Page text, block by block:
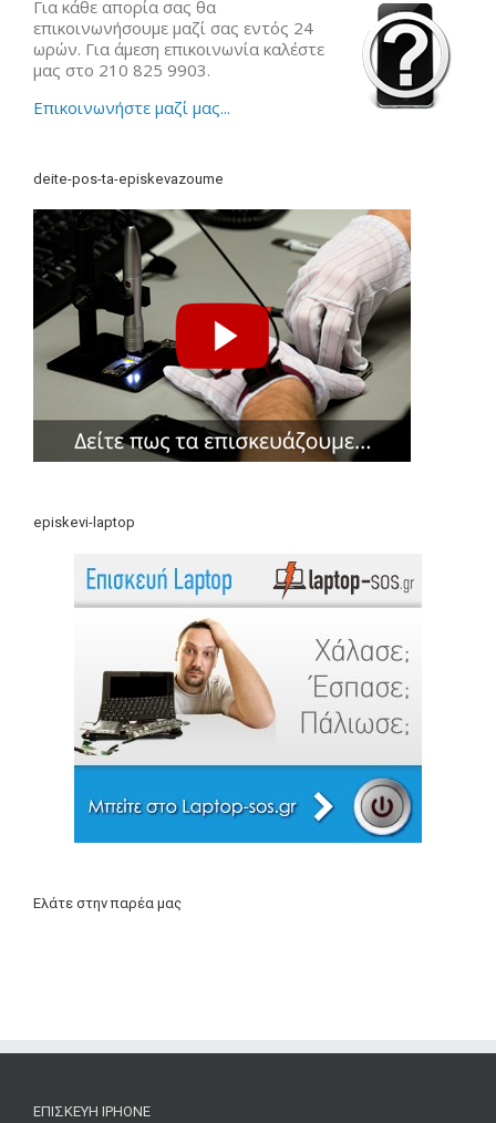
Για κάθε απορία σας θα
επικοινωνήσουμε μαζί σας εντός 24
ωρών. Για άμεση επικοινωνία καλέστε
μας στο 210 825 9903.
Επικοινωνήστε μαζί μας...
deite-pos-ta-episkevazoume
episkevi-laptop
Ελάτε στην παρέα μας
ΕΠΙΣΚΕΥΉ IPHONE